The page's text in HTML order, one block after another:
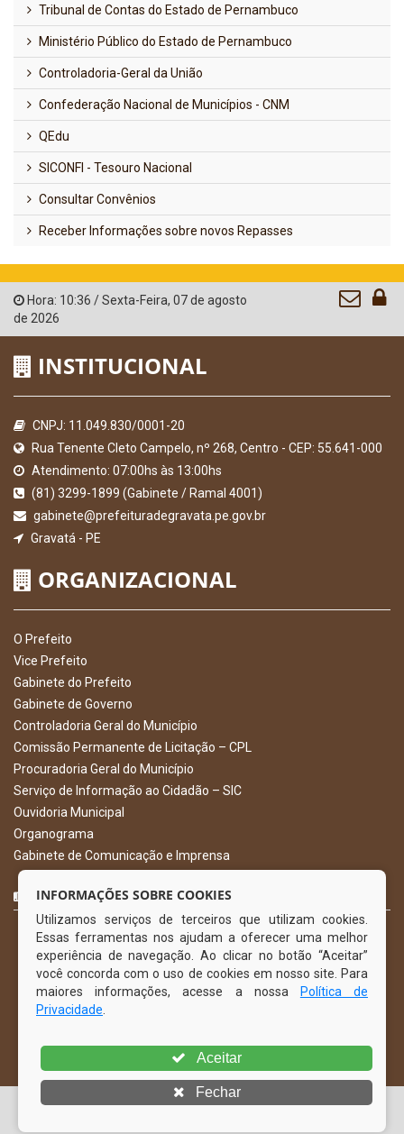
Tribunal de Contas do Estado de Pernambuco
Ministério Público do Estado de Pernambuco
Controladoria-Geral da União
Confederação Nacional de Municípios - CNM
QEdu
SICONFI - Tesouro Nacional
Consultar Convênios
Receber Informações sobre novos Repasses
Hora: 10:36 /Sexta-Feira, 07 de agosto
de 2026
INSTITUCIONAL
CNPJ: 11.049.830/0001-20
Rua Tenente Cleto Campelo, nº 268, Centro - CEP: 55.641-000
Atendimento: 07:00hs às 13:00hs
(81) 3299-1899 (Gabinete / Ramal 4001)
gabinete@prefeituradegravata.pe.gov.br
Gravatá - PE
ORGANIZACIONAL
O Prefeito
Vice Prefeito
Gabinete do Prefeito
Gabinete de Governo
Controladoria Geral do Município
Comissão Permanente de Licitação – CPL
Procuradoria Geral do Município
Serviço de Informação ao Cidadão – SIC
Ouvidoria Municipal
Organograma
Gabinete de Comunicação e Imprensa
CURTA NOSSA FAN PAGE
© Copyright 2026 Prefeitura Municipal de Gravatá | Todos os
INFORMAÇÕES SOBRE COOKIES
Utilizamos serviços de terceiros que utilizam cookies.
Essas ferramentas nos ajudam a oferecer uma melhor
experiência de navegação. Ao clicar no botão “Aceitar”
você concorda com o uso de cookies em nosso site. Para
maiores informações, acesse a nossa
Política de
Privacidade
Aceitar
Fechar